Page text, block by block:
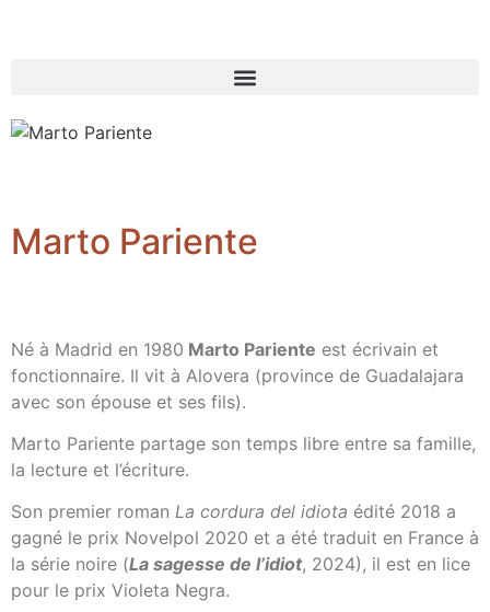
Marto Pariente
Né à Madrid en 1980 Marto Pariente est écrivain et
fonctionnaire. Il vit à Alovera (province de Guadalajara
avec son épouse et ses fils).
Marto Pariente partage son temps libre entre sa famille,
la lecture et l’écriture.
Son premier roman La cordura del idiota édité 2018 a
gagné le prix Novelpol 2020 et a été traduit en France à
la série noire (La sagesse de l’idiot, 2024), il est en lice
pour le prix Violeta Negra.